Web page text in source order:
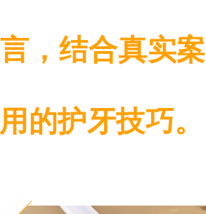
，结合真实
的护牙技巧。